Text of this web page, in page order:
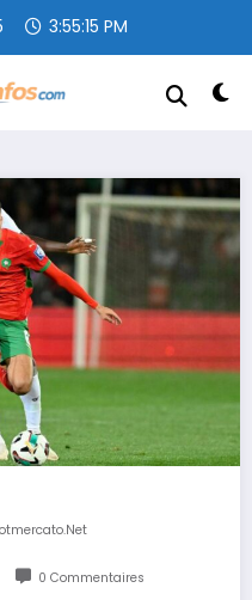
3:55:16 PM
0 Commentaires